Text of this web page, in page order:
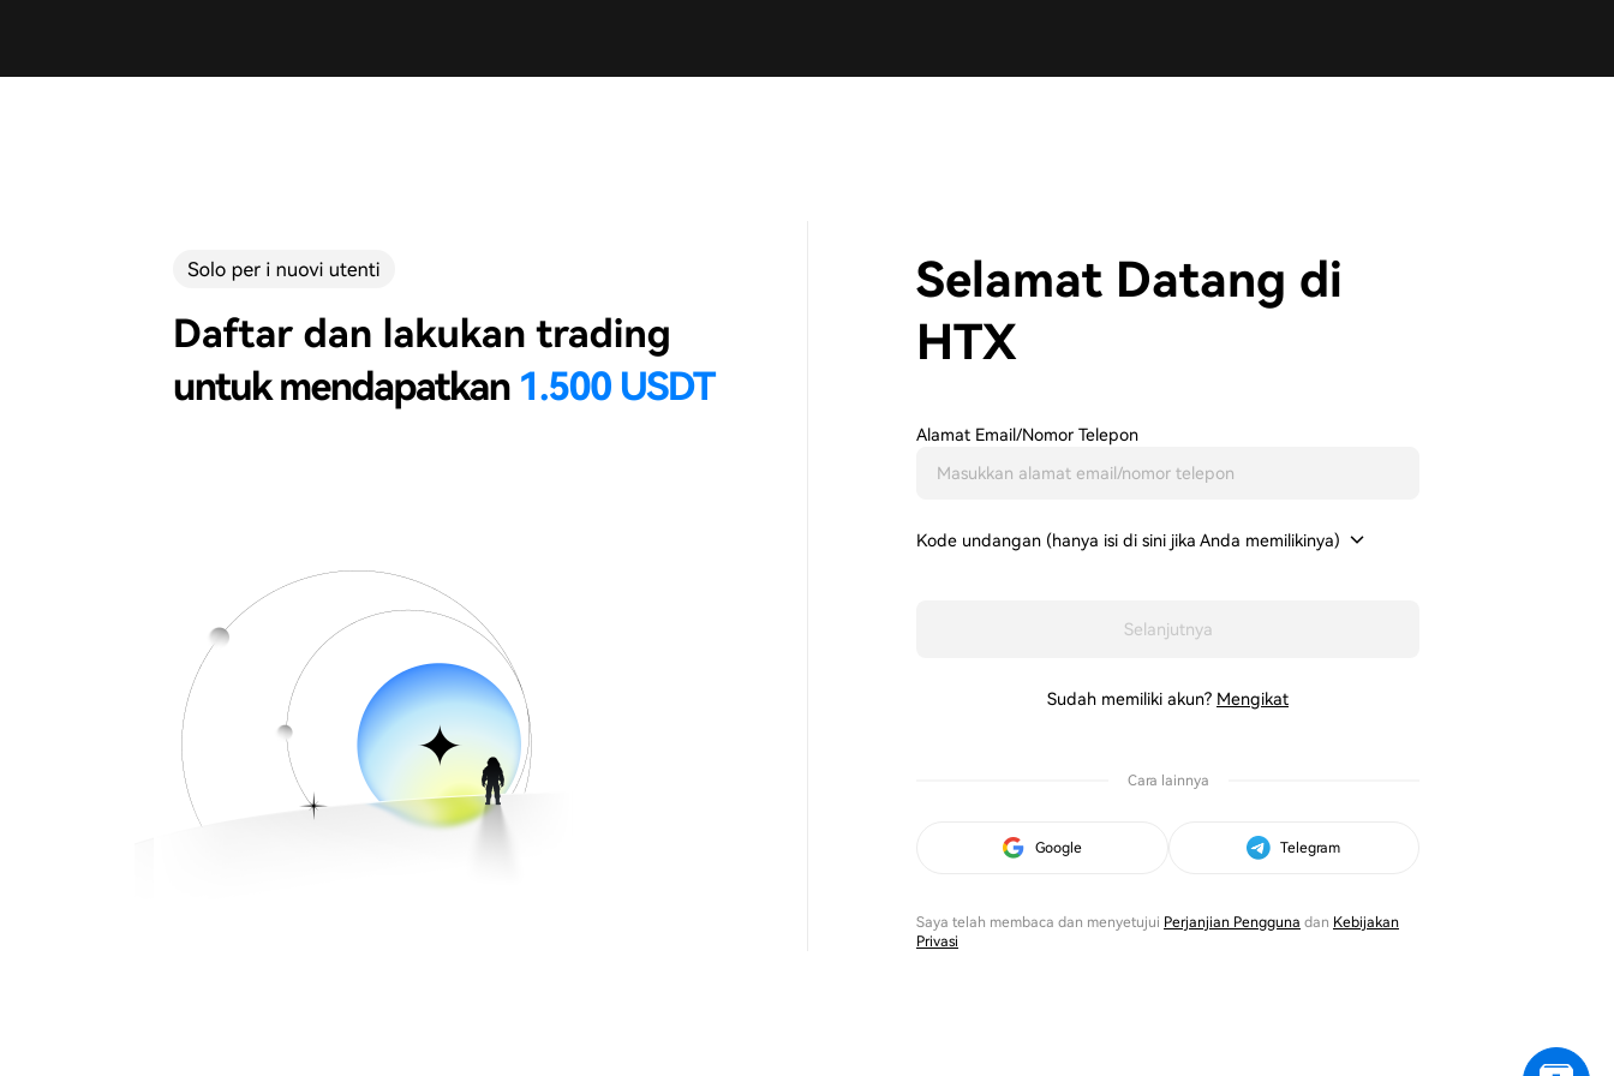
Selamat Datang di
HTX
Alamat Email/Nomor Telepon
Kode undangan (hanya isi di sini jika Anda memilikinya)
Selanjutnya
Sudah memiliki akun? Mengikat
Cara lainnya
Google Telegram
Saya telah membaca dan menyetujui Perjanjian Pengguna dan Kebijakan
Privasi